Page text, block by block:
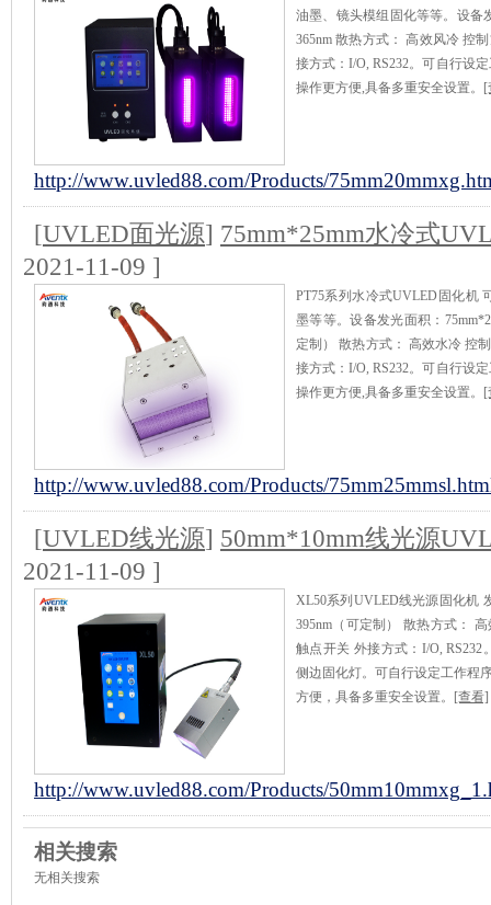
油墨、镜头模组固化等等。设备
365nm 散热方式： 高效风冷 控
接方式：I/O, RS232。可自行设
操作更方便,具备多重安全设置。
http://www.uvled88.com/Products/
[UVLED面光源] 75mm*25mm水冷式
2021-11-09 ]
PT75系列水冷式UVLED固化机
墨等等。设备发光面积：
定制） 散热方式： 高效水冷 控
接方式：I/O, RS232。可自行设
操作更方便,具备多重安全设置。
http://www.uvled88.com/Products/
[UVLED线光源] 50mm*10mm线光源
2021-11-09 ]
XL50系列UVLED线光源固化机
395nm（可定制） 散热方式：
触点开关 外接方式：I/O,
侧边固化灯。可自行设定工作程
方便，具备多重安全设置。
[查看]
http://www.uvled88.com/Products/
相关搜索
无相关搜索